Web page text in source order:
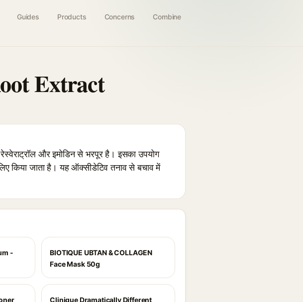
Guides Products Concerns Combine
Extract
और इमोडिन से भरपूर है। इसका उपयोग
किया जाता है। यह ऑक्सीडेटिव तनाव से बचाव में
-
BIOTIQUE UBTAN & COLLAGEN
Face Mask 50g
Clinique Dramatically Different